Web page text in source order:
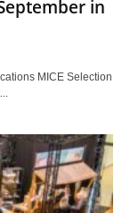
in
MICE Selection